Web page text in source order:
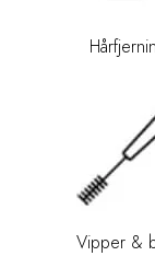
Vipper &